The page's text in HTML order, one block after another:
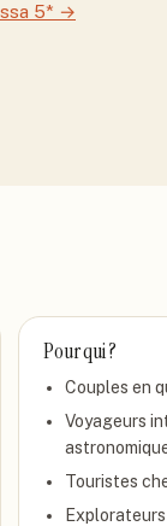
5* →
Pour qui ?
Couples en
Voyageurs
Touristes